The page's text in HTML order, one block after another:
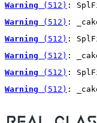
Warning (512) :
Warning (512) :
Warning (512) :
Warning (512) :
Warning (512) :
Warning (512) :